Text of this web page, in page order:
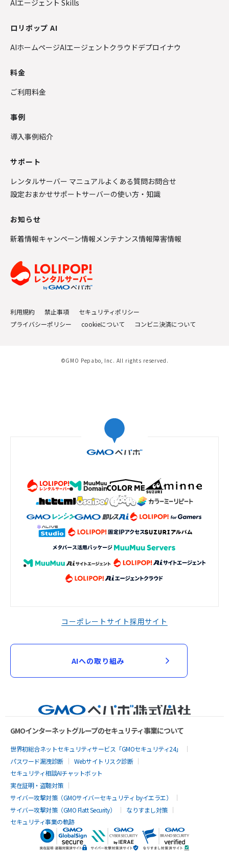
AIエージェント Skills
ロリポップ AI
AIホームページAIエージェントクラウドデプロイナウ
料金
ご利用料金
事例
導入事例紹介
サポート
レンタルサーバー マニュアルよくある質問お問合せ
設定おまかせサポートサーバーの使い方・知識
お知らせ
新着情報キャンペーン情報メンテナンス情報障害情報
利用規約 禁止事項
セキュリティポリシー
プライバシーポリシー
cookieについて コンビニ決済について
©GMO Pepabo, Inc. All rights reserved.
コーポレートサイト採用サイト
AIへの取り組み
GMOインターネットグループのセキュリティ事業について
世界初総合ネットセキュリティサービス「GMOセキュリティ24」
パスワード漏洩診断
Webサイトリスク診断
セキュリティ相談AIチャットボット
実在証明・盗聴対策
サイバー攻撃対策（GMOサイバーセキュリティ byイエラエ）
サイバー攻撃対策（GMO Flatt Security）
なりすまし対策
セキュリティ事業の軌跡